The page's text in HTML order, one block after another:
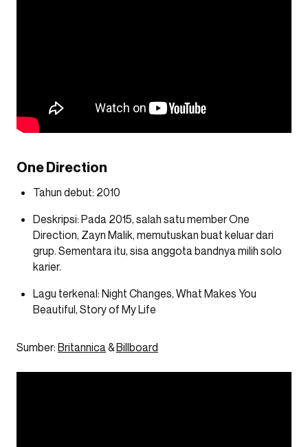
One Direction
Tahun debut: 2010
Deskripsi: Pada 2015, salah satu member One
Direction, Zayn Malik, memutuskan buat keluar dari
grup. Sementara itu, sisa anggota bandnya milih solo
karier.
Lagu terkenal: Night Changes, What Makes You
Beautiful, Story of My Life
Sumber: Britannica&Billboard